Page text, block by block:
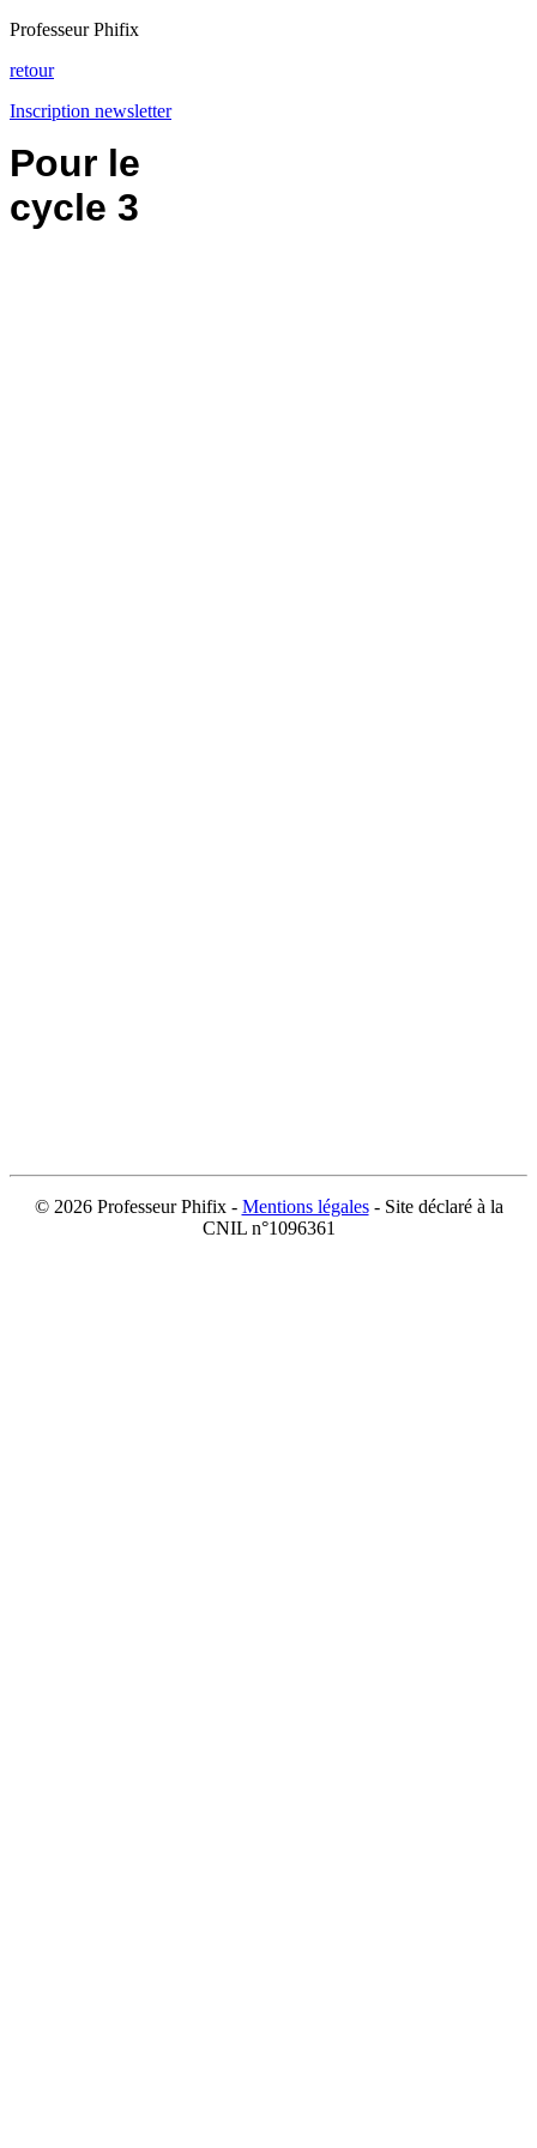
Professeur Phifix
retour
Inscription newsletter
Pour le
cycle 3
© 2026 Professeur Phifix - Mentions légales- Site déclaré à la
CNIL n°1096361